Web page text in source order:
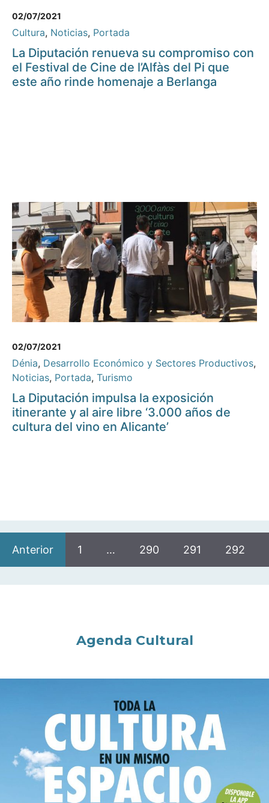
02/07/2021
Cultura, Noticias, Portada
La Diputación renueva su compromiso con
el Festival de Cine de l’Alfàs del Pi que
este año rinde homenaje a Berlanga
02/07/2021
Dénia, Desarrollo Económico y Sectores Productivos,
Noticias, Portada, Turismo
La Diputación impulsa la exposición
itinerante y al aire libre ‘3.000 años de
cultura del vino en Alicante’
Anterior 1 … 290 291 292
Agenda Cultural